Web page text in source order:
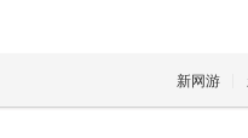
新网游